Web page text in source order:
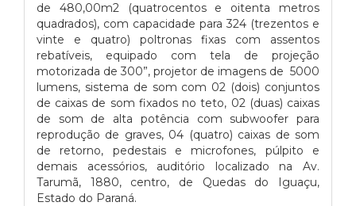
de 480,00m2 (quatrocentos e oitenta metros
quadrados), com capacidade para 324 (trezentos e
vinte e quatro) poltronas fixas com assentos
rebatíveis, equipado com tela de projeção
motorizada de 300”, projetor de imagens de 5000
lumens, sistema de som com 02 (dois) conjuntos
de caixas de som fixados no teto, 02 (duas) caixas
de som de alta potência com subwoofer para
reprodução de graves, 04 (quatro) caixas de som
de retorno, pedestais e microfones, púlpito e
demais acessórios, auditório localizado na Av.
Tarumã, 1880, centro, de Quedas do Iguaçu,
Estado do Paraná.